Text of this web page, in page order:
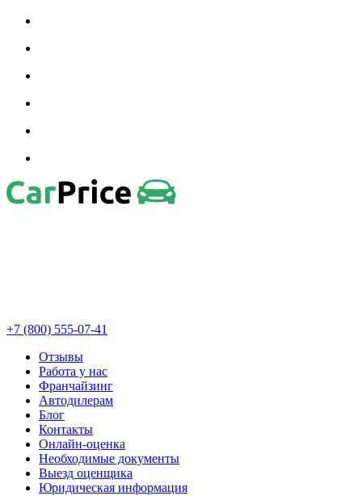
+7 (800) 555-07-41
Отзывы
Работа у нас
Франчайзинг
Автодилерам
Блог
Контакты
Онлайн-оценка
Необходимые документы
Выезд оценщика
Юридическая информация